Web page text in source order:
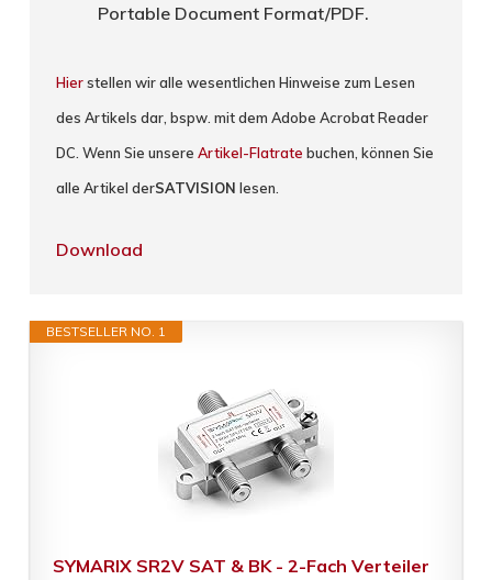
Portable Document Format/PDF.
Hierstellen wir alle wesentlichen Hinweise zum Lesen
des Artikels dar, bspw. mit dem Adobe Acrobat Reader
DC. Wenn Sie unsereArtikel-Flatrate buchen, können Sie
alle Artikel derSATVISION lesen.
Download
BESTSELLER NO. 1
SYMARIX SR2V SAT & BK - 2-Fach Verteiler